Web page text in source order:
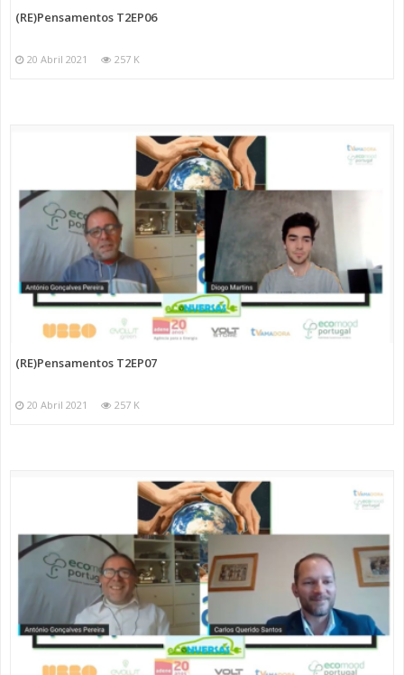
(RE)Pensamentos T2EP06
20 Abril 2021 257 K
(RE)Pensamentos T2EP07
20 Abril 2021 257 K